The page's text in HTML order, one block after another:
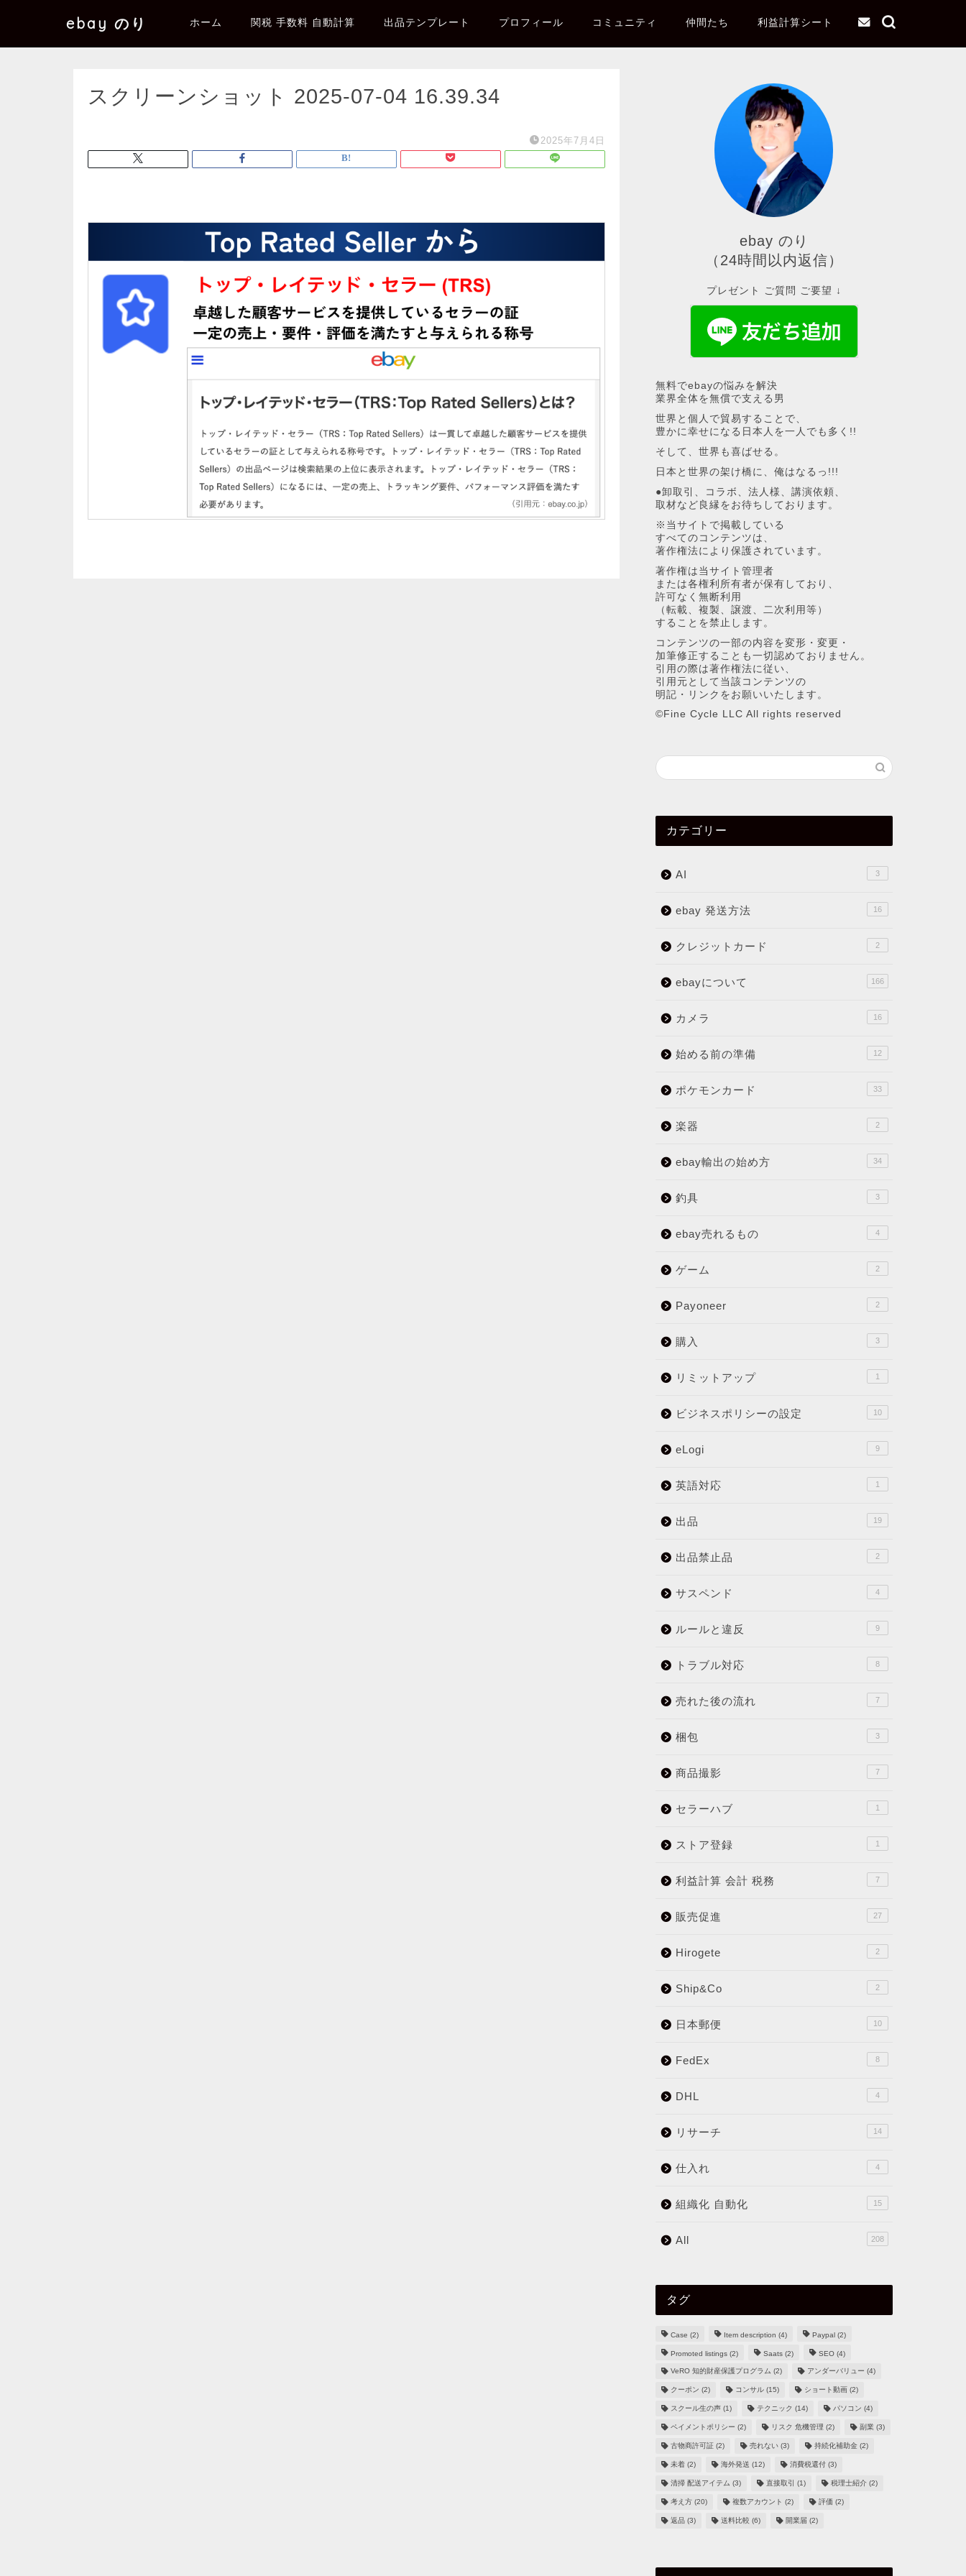
ebay のり ホーム 関税 手数料 自動計算 出品テンプレート プロフィール コミュニティ 仲間たち 利益計算シート
スクリーンショット 2025-07-04 16.39.34
2025年7月4日
ebay のり
（24時間以内返信）
プレゼント ご質問 ご要望 ↓
無料でebayの悩みを解決
業界全体を無償で支える男
世界と個人で貿易することで、
豊かに幸せになる日本人を一人でも多く!!
そして、世界も喜ばせる。
日本と世界の架け橋に、俺はなるっ!!!
●卸取引、コラボ、法人様、講演依頼、
取材など良縁をお待ちしております。
※当サイトで掲載している
すべてのコンテンツは、
著作権法により保護されています。
著作権は当サイト管理者
または各権利所有者が保有しており、
許可なく無断利用
（転載、複製、譲渡、二次利用等）
することを禁止します。
コンテンツの一部の内容を変形・変更・
加筆修正することも一切認めておりません。
引用の際は著作権法に従い、
引用元として当該コンテンツの
明記・リンクをお願いいたします。
©︎Fine Cycle LLC All rights reserved
カテゴリー
AI 3
ebay 発送方法 16
クレジットカード 2
ebayについて 166
カメラ 16
始める前の準備 12
ポケモンカード 33
楽器 2
ebay輸出の始め方 34
釣具 3
ebay売れるもの 4
ゲーム 2
Payoneer 2
購入 3
リミットアップ 1
ビジネスポリシーの設定 10
eLogi 9
英語対応 1
出品 19
出品禁止品 2
サスペンド 4
ルールと違反 9
トラブル対応 8
売れた後の流れ 7
梱包 3
商品撮影 7
セラーハブ 1
ストア登録 1
利益計算 会計 税務 7
販売促進 27
Hirogete 2
Ship&Co 2
日本郵便 10
FedEx 8
DHL 4
リサーチ 14
仕入れ 4
組織化 自動化 15
All 208
タグ
Case (2) Item description (4) Paypal(2)
Promoted listings(2) Saats(2) SEO(4)
VeRO 知的財産保護プログラム (2) アンダーバリュー (4)
クーポン (2) コンサル(15) ショート動画(2)
スクール生の声(1) テクニック (14) パソコン (4)
ペイメントポリシー (2) リスク 危機管理 (2) 副業 (3)
古物商許可証(2) 売れない(3) 持続化補助金(2)
未着(2) 海外発送 (12) 消費税還付(3)
清掃 配送アイテム (3) 直接取引 (1) 税理士紹介(2)
考え方(20) 複数アカウント (2) 評価 (2)
返品(3) 送料比較 (6) 開業届 (2)